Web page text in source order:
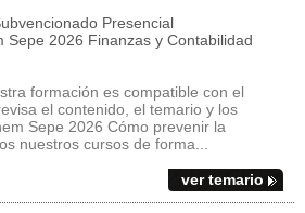
Presencial
Sepe 2026 Finanzas y Contabilidad
formación es compatible con el
el contenido, el temario y los
Sepe 2026 Cómo prevenir la
nuestros cursos de forma...
ver temario